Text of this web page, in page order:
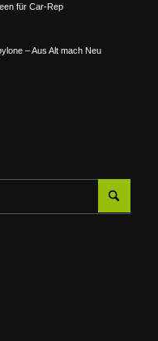
für Car-Rep
– Aus Alt mach Neu